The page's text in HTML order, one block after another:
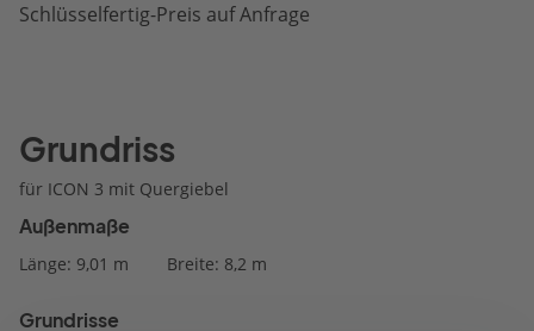
Schlüsselfertig-Preis auf Anfrage
Grundriss
für ICON 3 mit Quergiebel
Außenmaße
Länge: 9,01 m Breite: 8,2 m
Grundrisse